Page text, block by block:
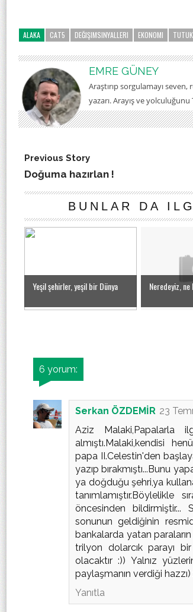
ALAKA CAT5 DEĞIŞIMSINYALLERI EKONOMI
EMRE GÜNEY
Araştırıp sorgulamayı
yazarı. Arayış ve
Previous Story
Doğuma hazırlan !
BUNLAR DA
Yeşil şehirler, yeşil bir Dünya Neredeyiz,
6 yorum:
Serkan ÖZDEMİR 23
Aziz Malaki,Papalarla
almıştı.Malaki,kendisi
papa II.Celestin'den
yazıp bırakmıştı...Bunu
ya doğduğu şehri,ya
tanımlamıştır.Böylelikle
öncesinden
sonunun geldiğinin
bankalarda yatan paraların
trilyon dolarcık parayı
olacaktır :)) Yalnız
paylaşmanın verdiği hazzı)
Yanıtla